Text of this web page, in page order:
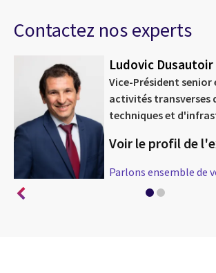
Contactez nos experts
Ludovic Dusautoir
Vice-Président senior
activités transverses
techniques et
Voir le profil de
Parlons ensemble de